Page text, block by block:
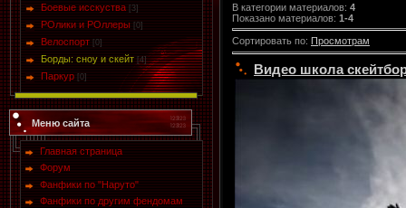
Боевые исскуства [3]
РОлики и РОллеры [0]
Велоспорт [0]
Борды: сноу и скейт [4]
Паркур [0]
Меню сайта
Главная страница
Форум
Фанфики по "Наруто"
Фанфики по другим фендомам
В категории материалов: 4
Показано материалов: 1-4
Сортировать по: Просмотрам
Видео школа